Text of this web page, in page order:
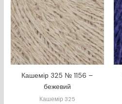
Кашемір 325 № 1156 –
бежевий
Кашемір 325